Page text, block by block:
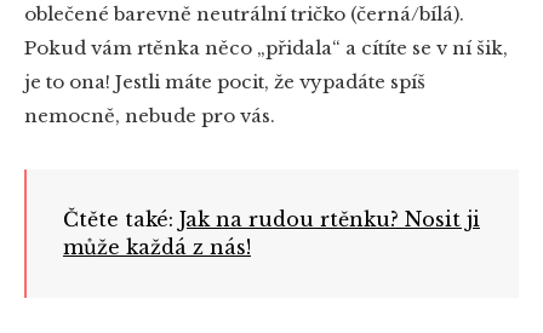
oblečené barevně neutrální tričko (černá/bílá).
Pokud vám rtěnka něco „přidala“ a cítíte se v ní šik,
je to ona! Jestli máte pocit, že vypadáte spíš
nemocně, nebude pro vás.
Čtěte také: Jak na rudou rtěnku? Nosit ji
může každá z nás!